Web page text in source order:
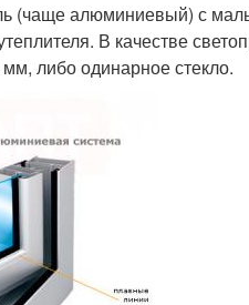
(чаще алюминиевый) с
В качестве
либо одинарное стекло.